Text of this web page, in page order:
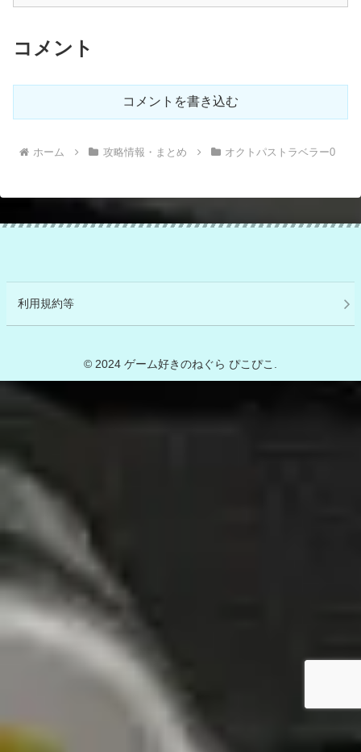
コメント
コメントを書き込む
ホーム 攻略情報・まとめ オクトパストラベラー0
利用規約等
© 2024 ゲーム好きのねぐら ぴこぴこ.